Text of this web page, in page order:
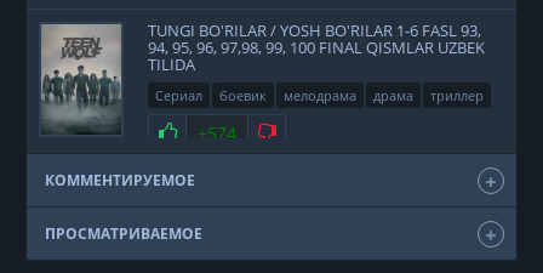
TUNGI BO'RILAR / YOSH BO'RILAR 1-6 FASL 93,
94, 95, 96, 97,98, 99, 100 FINAL QISMLAR UZBEK
TILIDA
Сериал боевик мелодрама драма
триллер
фэнтези
США 2011
Нравится
+574 Не нравится
КОММЕНТИРУЕМОЕ
ПРОСМАТРИВАЕМОЕ